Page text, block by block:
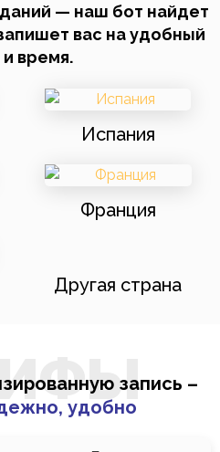
— наш бот найдет
вас на удобный
время.
Испания
Франция
Другая страна
запись –
удобно